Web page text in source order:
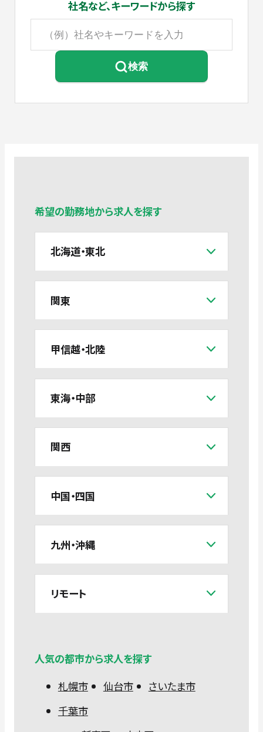
社名など、キーワードから探す
検索
希望の勤務地から求人を探す
北海道・東北
関東
甲信越・北陸
東海・中部
関西
中国・四国
九州・沖縄
リモート
人気の都市から求人を探す
札幌市
仙台市
さいたま市
千葉市